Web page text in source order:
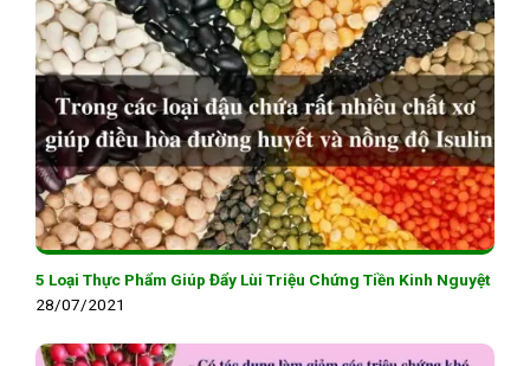
5 Loại Thực Phẩm Giúp Đẩy Lùi Triệu Chứng Tiền Kinh Nguyệt
28/07/2021